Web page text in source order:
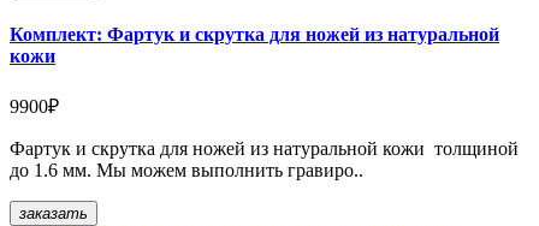
Комплект: Фартук и скрутка для ножей из натуральной
кожи
9900₽
Фартук и скрутка для ножей из натуральной кожи толщиной
до 1.6 мм. Мы можем выполнить гравиро..
заказать